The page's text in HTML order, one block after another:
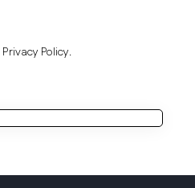
Privacy Policy.